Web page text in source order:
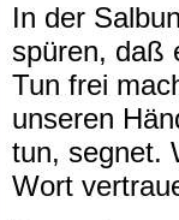
In der
spüren, daß
Tun frei
unseren
tun, segnet.
Wort